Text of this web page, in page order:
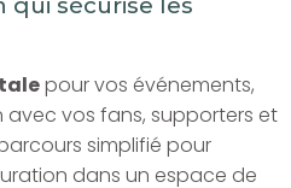
qui sécurise les
pour vos événements,
avec vos fans, supporters et
simplifié pour
dans un espace de